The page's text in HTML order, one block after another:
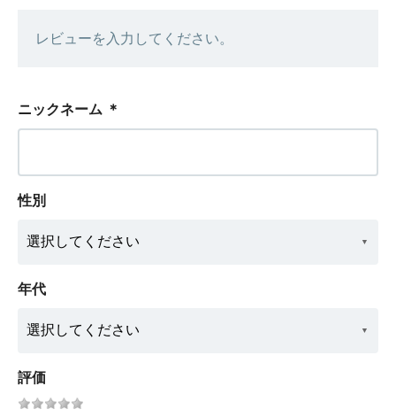
レビューを入力してください。
ニックネーム ＊
性別
年代
評価